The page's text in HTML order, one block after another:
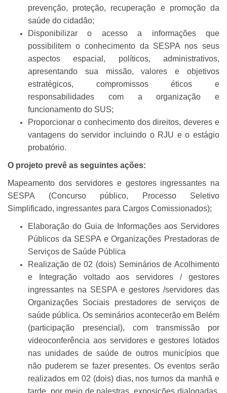
prevenção, proteção, recuperação e promoção da
saúde do cidadão;
Disponibilizar o acesso a informações que
possibilitem o conhecimento da SESPA nos seus
aspectos espacial, políticos, administrativos,
apresentando sua missão, valores e objetivos
estratégicos, compromissos éticos e
responsabilidades com a organização e
funcionamento do SUS;
Proporcionar o conhecimento dos direitos, deveres e
vantagens do servidor incluindo o RJU e o estágio
probatório.
O projeto prevê as seguintes ações:
Mapeamento dos servidores e gestores ingressantes na
SESPA (Concurso público, Processo Seletivo
Simplificado, ingressantes para Cargos Comissionados);
Elaboração do Guia de Informações aos Servidores
Públicos da SESPA e Organizações Prestadoras de
Serviços de Saúde Pública
Realização de 02 (dois) Seminários de Acolhimento
e Integração voltado aos servidores / gestores
ingressantes na SESPA e gestores /servidores das
Organizações Sociais prestadores de serviços de
saúde pública. Os seminários acontecerão em Belém
(participação presencial), com transmissão por
videoconferência aos servidores e gestores lotados
nas unidades de saúde de outros municípios que
não puderem se fazer presentes. Os eventos serão
realizados em 02 (dois) dias, nos turnos da manhã e
tarde, por meio de palestras, exposições dialogadas,